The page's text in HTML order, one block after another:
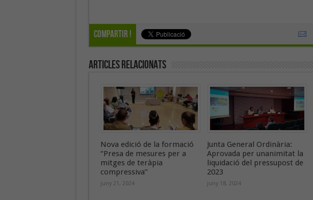
Compartir !
Articles Relacionats
Nova edició de la formació
“Presa de mesures per a
mitges de teràpia
compressiva”
juny 21, 2024
Junta General Ordinària:
Aprovada per unanimitat la
liquidació del pressupost de
2023
juny 18, 2024